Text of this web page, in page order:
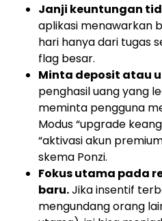
Janji keuntungan
aplikasi menawarkan
hari hanya dari tugas
flag besar.
Minta deposit atau
penghasil uang yang
meminta pengguna
Modus “upgrade
“aktivasi akun
skema Ponzi.
Fokus utama pada
baru.Jika insentif
mengundang orang